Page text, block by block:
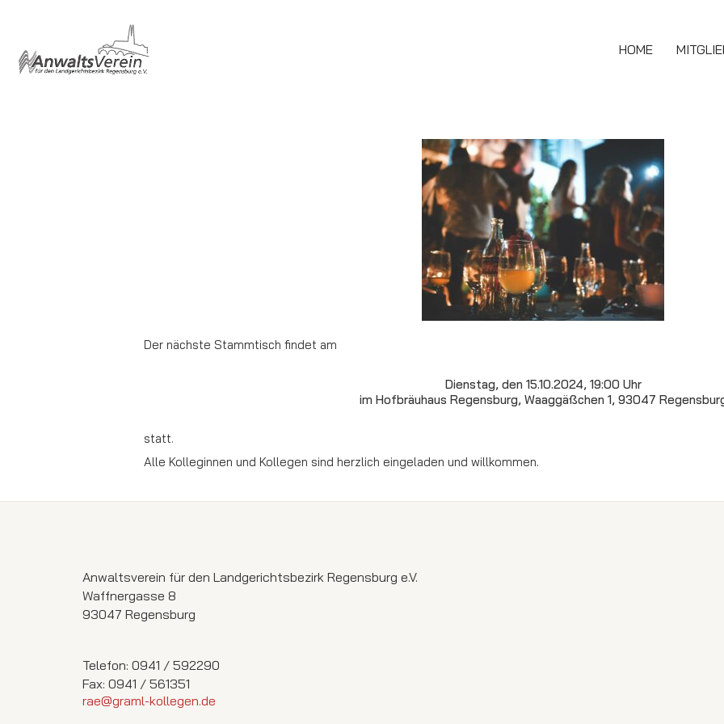
HOME
Der nächste Stammtisch findet am
Dienstag, den 15.10.2024, 19:00 Uhr
im Hofbräuhaus Regensburg, Waaggäßchen 1, 93047
statt.
Alle Kolleginnen und Kollegen sind herzlich eingeladen und willkommen.
Anwaltsverein für den Landgerichtsbezirk Regensburg e.V.
Waffnergasse 8
93047 Regensburg
Telefon: 0941 / 592290
Fax: 0941 / 561351
rae@graml-kollegen.de